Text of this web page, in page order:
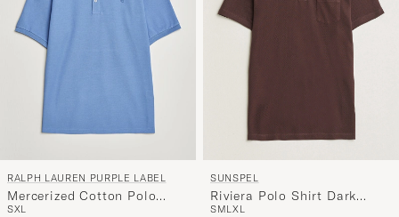
RALPH LAUREN PURPLE LABEL
Mercerized Cotton Polo
Light Blue
SXL
SUNSPEL
Riviera Polo Shirt Dark
Brown
SMLXL